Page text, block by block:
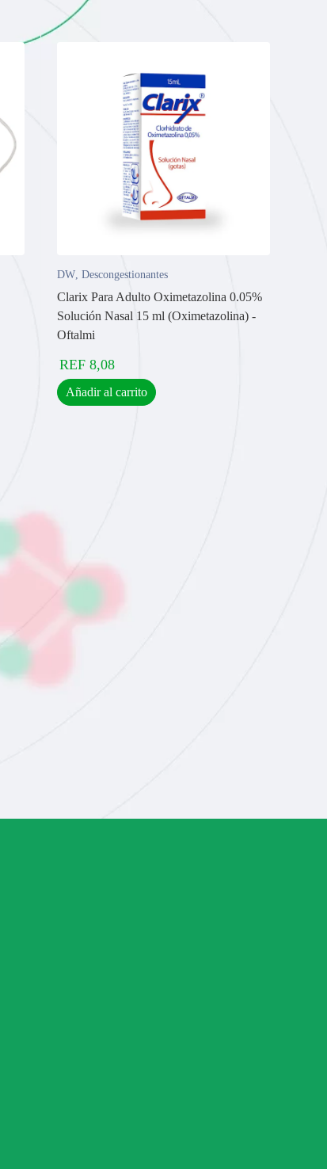
DW, Descongestionantes
Clarix Para Adulto Oximetazolina 0.05%
Solución Nasal 15 ml (Oximetazolina) -
Oftalmi
REF 8,08
Añadir al carrito